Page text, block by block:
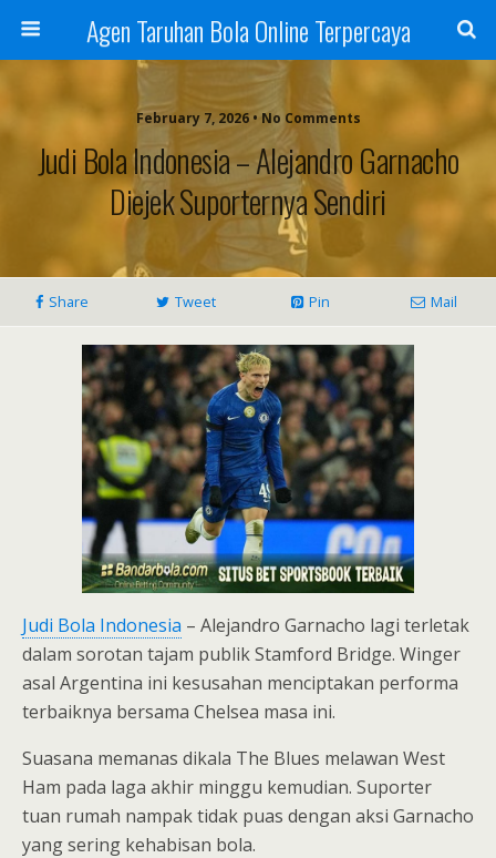
Agen Taruhan Bola Online Terpercaya
February 7, 2026 • No Comments
Judi Bola Indonesia – Alejandro Garnacho
Diejek Suporternya Sendiri
Share Tweet Pin Mail
Judi Bola Indonesia – Alejandro Garnacho lagi terletak
dalam sorotan tajam publik Stamford Bridge. Winger
asal Argentina ini kesusahan menciptakan performa
terbaiknya bersama Chelsea masa ini.
Suasana memanas dikala The Blues melawan West
Ham pada laga akhir minggu kemudian. Suporter
tuan rumah nampak tidak puas dengan aksi Garnacho
yang sering kehabisan bola.